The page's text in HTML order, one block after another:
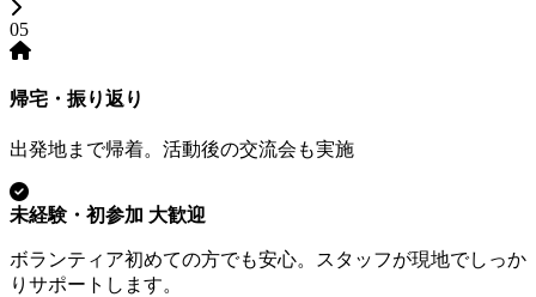
05
帰宅・振り返り
出発地まで帰着。活動後の交流会も実施
未経験・初参加 大歓迎
ボランティア初めての方でも安心。スタッフが現地でしっか
りサポートします。